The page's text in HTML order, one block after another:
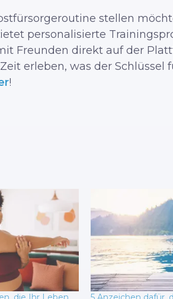
stellen
personalisierte
Freunden direkt auf der
erleben, was der Schlüssel
!